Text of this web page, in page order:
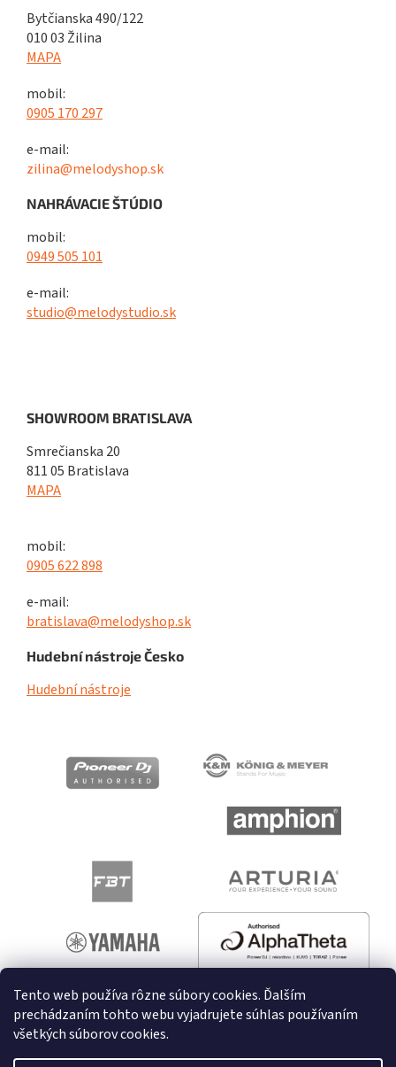
Tento web používa rôzne súbory cookies. Ďalším
prechádzaním tohto webu vyjadrujete súhlas používaním
všetkých súborov cookies.
Bytčianska 490/122
010 03 Žilina
MAPA
mobil:
0905 170 297
e-mail:
zilina@melodyshop.sk
NAHRÁVACIE ŠTÚDIO
mobil:
0949 505 101
e-mail:
studio@melodystudio.sk
SHOWROOM BRATISLAVA
Smrečianska 20
811 05 Bratislava
MAPA
mobil:
0905 622 898
e-mail:
bratislava@melodyshop.sk
Hudební nástroje Česko
Hudební nástroje
Vytvoril Shoptet